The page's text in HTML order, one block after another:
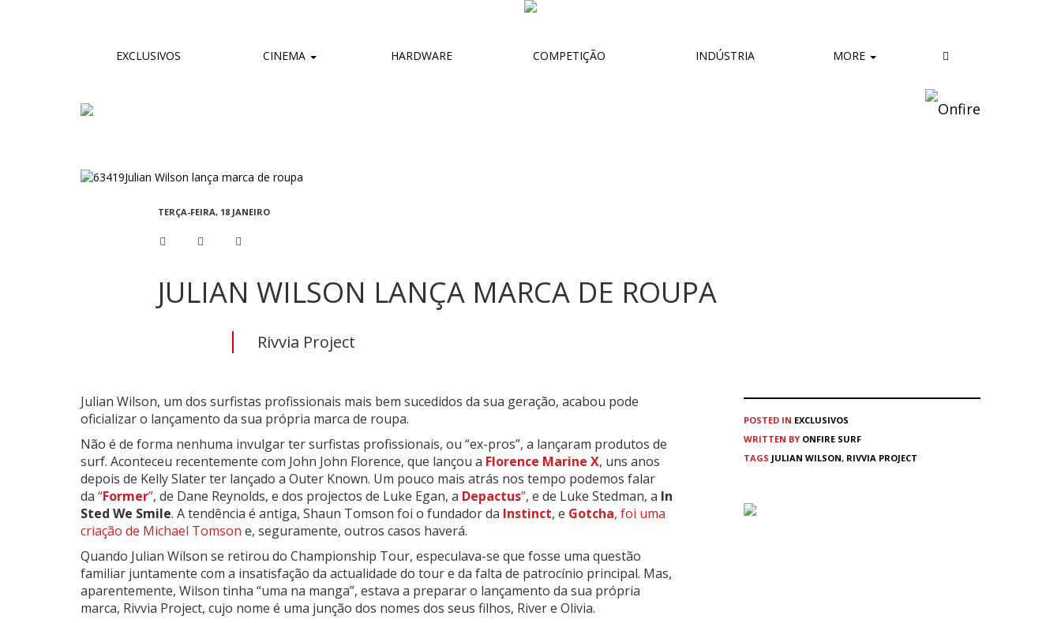
EXCLUSIVOS CINEMA HARDWARE COMPETIÇÃO INDÚSTRIA MORE
TERÇA-FEIRA, 18 JANEIRO
JULIAN WILSON LANÇA MARCA DE ROUPA
Rivvia Project
Julian Wilson, um dos surfistas profissionais mais bem sucedidos da sua geração, acabou pode
oficializar o lançamento da sua própria marca de roupa.
Não é de forma nenhuma invulgar ter surfistas profissionais, ou “ex-pros”, a lançaram produtos de
surf. Aconteceu recentemente com John John Florence, que lançou a Florence Marine X, uns anos
depois de Kelly Slater ter lançado a Outer Known. Um pouco mais atrás nos tempo podemos falar
da “Former”, de Dane Reynolds, e dos projectos de Luke Egan, a Depactus”, e de Luke Stedman, a In
Sted We Smile. A tendência é antiga, Shaun Tomson foi o fundador da Instinct, e Gotcha, foi uma
criação de Michael Tomson e, seguramente, outros casos haverá.
Quando Julian Wilson se retirou do Championship Tour, especulava-se que fosse uma questão
familiar juntamente com a insatisfação da actualidade do tour e da falta de patrocínio principal. Mas,
aparentemente, Wilson tinha “uma na manga”, estava a preparar o lançamento da sua própria
marca, Rivvia Project, cujo nome é uma junção dos nomes dos seus filhos, River e Olivia.
POSTED IN EXCLUSIVOS
WRITTEN BY ONFIRE SURF
TAGS JULIAN WILSON, RIVVIA PROJECT